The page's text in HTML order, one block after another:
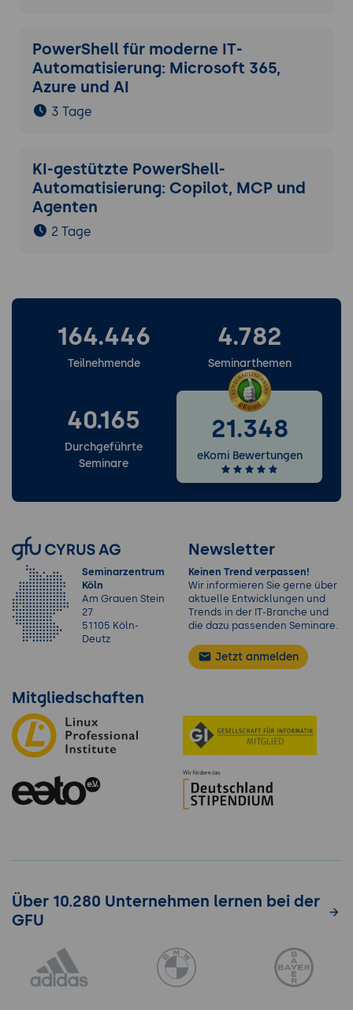
PowerShell für moderne IT-
Automatisierung: Microsoft 365,
Azure und AI
3 Tage
KI-gestützte PowerShell-
Automatisierung: Copilot, MCP und
Agenten
2 Tage
164.446
Teilnehmende
4.782
Seminarthemen
40.165
Durchgeführte
Seminare
21.348
eKomi Bewertungen
Seminarzentrum
Köln
Am Grauen Stein
27
51105 Köln-
Deutz
Newsletter
Keinen Trend verpassen!
Wir informieren Sie gerne über
aktuelle Entwicklungen und
Trends in der IT-Branche und
die dazu passenden Seminare.
Jetzt anmelden
Mitgliedschaften
Über 10.280 Unternehmen lernen bei der
GFU